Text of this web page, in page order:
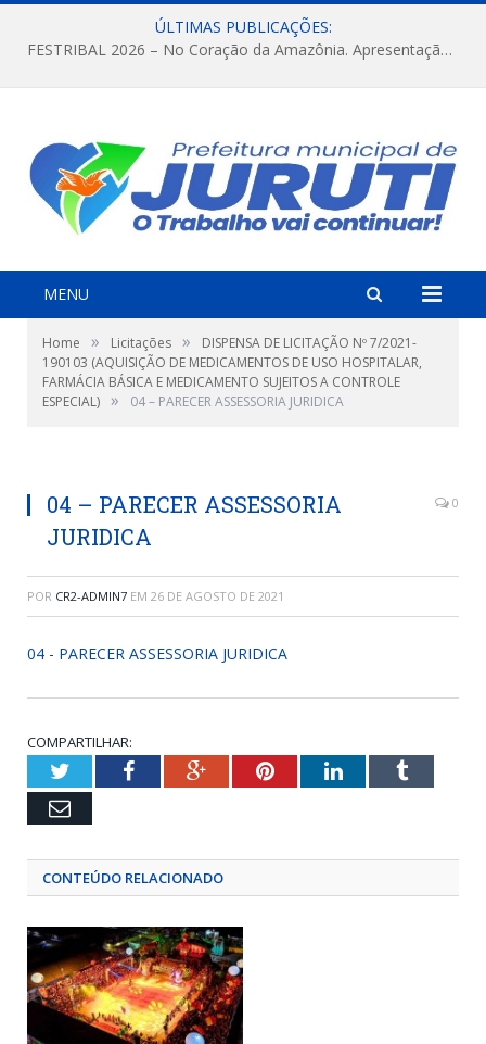
ÚLTIMAS PUBLICAÇÕES:
FESTRIBAL 2026 – No Coração da Amazônia. Apresentação da Munduruku.
MENU
Home » Licitações »
DISPENSA DE LICITAÇÃO Nº 7/2021-
190103 (AQUISIÇÃO DE MEDICAMENTOS DE USO HOSPITALAR,
FARMÁCIA BÁSICA E MEDICAMENTO SUJEITOS A CONTROLE
ESPECIAL) » 04 – PARECER ASSESSORIA JURIDICA
04 – PARECER ASSESSORIA
JURIDICA
0
POR CR2-ADMIN7 EM 26 DE AGOSTO DE 2021
04 - PARECER ASSESSORIA JURIDICA
COMPARTILHAR:
TwitterFacebookGoogle+PinterestLinkedInTumblr
Email
CONTEÚDO RELACIONADO